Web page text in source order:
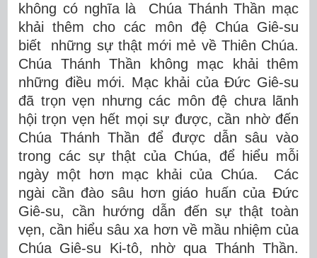
không có nghĩa là Chúa Thánh Thần mạc
khải thêm cho các môn đệ Chúa Giê-su
biết những sự thật mới mẻ về Thiên Chúa.
Chúa Thánh Thần không mạc khải thêm
những điều mới. Mạc khải của Đức Giê-su
đã trọn vẹn nhưng các môn đệ chưa lãnh
hội trọn vẹn hết mọi sự được, cần nhờ đến
Chúa Thánh Thần để được dẫn sâu vào
trong các sự thật của Chúa, để hiểu mỗi
ngày một hơn mạc khải của Chúa. Các
ngài cần đào sâu hơn giáo huấn của Đức
Giê-su, cần hướng dẫn đến sự thật toàn
vẹn, cần hiểu sâu xa hơn về mầu nhiệm của
Chúa Giê-su Ki-tô, nhờ qua Thánh Thần.